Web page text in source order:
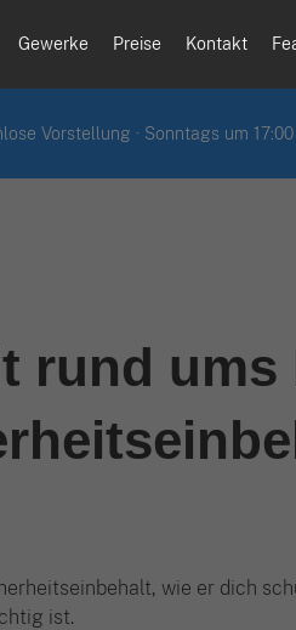
Gewerke Preise Kontakt
Vorstellung · Sonntags um
rund ums
wie er dich
ist.